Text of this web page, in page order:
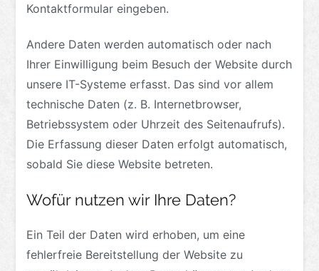
Kontaktformular eingeben.
Andere Daten werden automatisch oder nach
Ihrer Einwilligung beim Besuch der Website durch
unsere IT-Systeme erfasst. Das sind vor allem
technische Daten (z. B. Internetbrowser,
Betriebssystem oder Uhrzeit des Seitenaufrufs).
Die Erfassung dieser Daten erfolgt automatisch,
sobald Sie diese Website betreten.
Wofür nutzen wir Ihre Daten?
Ein Teil der Daten wird erhoben, um eine
fehlerfreie Bereitstellung der Website zu